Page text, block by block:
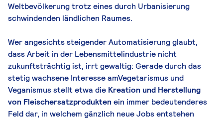
Weltbevölkerung trotz eines durch Urbanisierung
schwindenden ländlichen Raumes.
Wer angesichts steigender Automatisierung glaubt,
dass Arbeit in der Lebensmittelindustrie nicht
zukunftsträchtig ist, irrt gewaltig: Gerade durch das
stetig wachsene Interesse amVegetarismus und
Veganismus stellt etwa die Kreation und Herstellung
von Fleischersatzproduktenein immer bedeutenderes
Feld dar, in welchem gänzlich neue Jobs entstehen